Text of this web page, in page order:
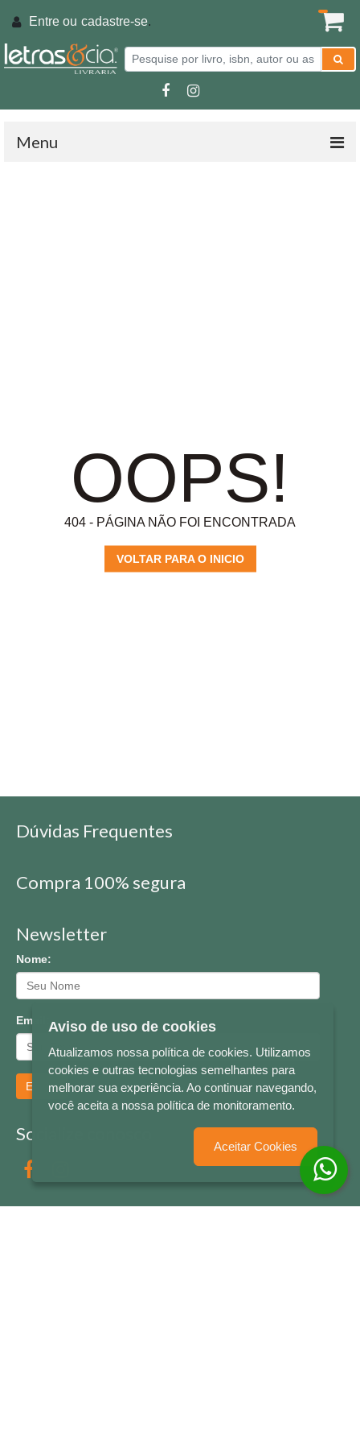
Entre ou cadastre-se.
Menu
OOPS!
404 - PÁGINA NÃO FOI ENCONTRADA
VOLTAR PARA O INICIO
Dúvidas Frequentes
Compra 100% segura
Newsletter
Nome:
Email:
Enviar
Socialize conosco
Aviso de uso de cookies
Atualizamos nossa política de cookies. Utilizamos
cookies e outras tecnologias semelhantes para
melhorar sua experiência. Ao continuar navegando,
você aceita a nossa política de monitoramento.
Aceitar Cookies